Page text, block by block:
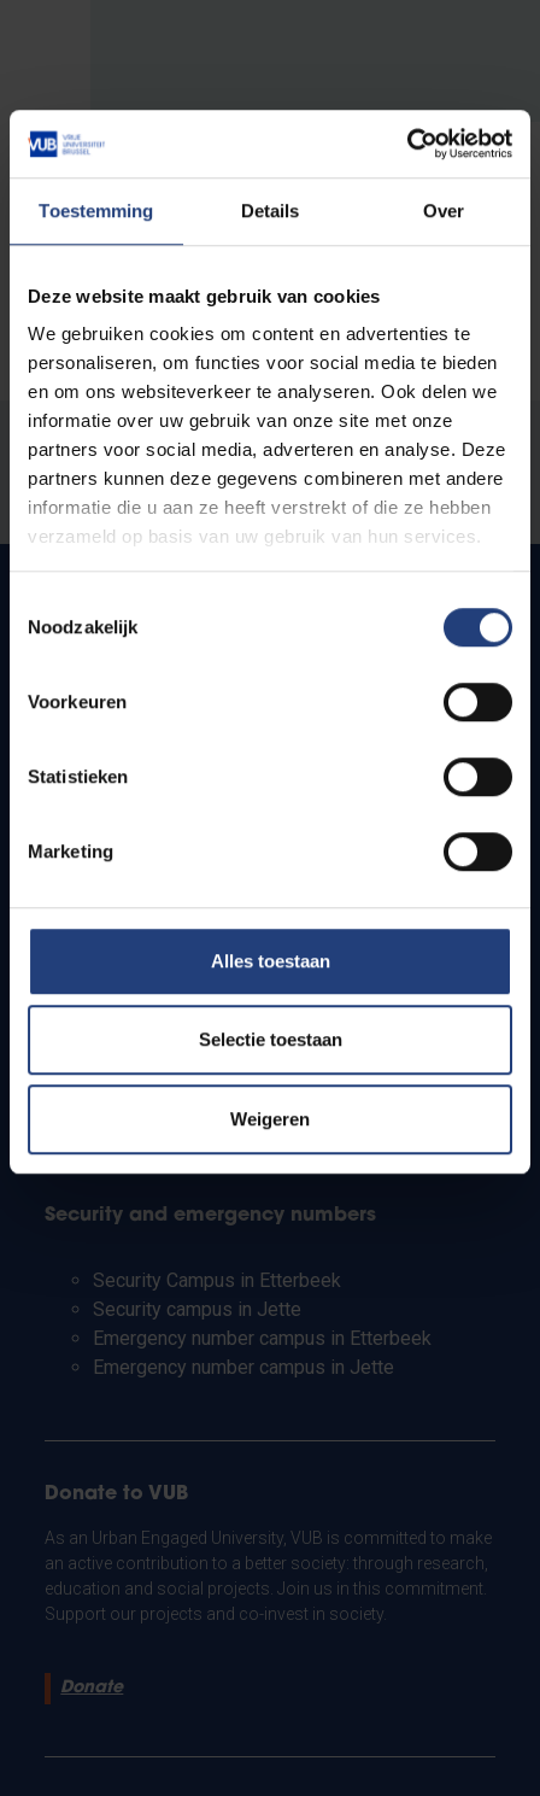
Toestemming Details Over
Deze website maakt gebruik van cookies
We gebruiken cookies om content en advertenties te
personaliseren, om functies voor social media te bieden
en om ons websiteverkeer te analyseren. Ook delen we
informatie over uw gebruik van onze site met onze
partners voor social media, adverteren en analyse. Deze
partners kunnen deze gegevens combineren met andere
informatie die u aan ze heeft verstrekt of die ze hebben
verzameld op basis van uw gebruik van hun services.
Noodzakelijk
Voorkeuren
Statistieken
Marketing
Alles toestaan
Selectie toestaan
Weigeren
Was there an error on this page?
Quick links
Webmail
How to get to the VUB campuses
Campus facilities
Info for
Students
Teachers and secondary schools
Working students
International students
Security and emergency numbers
Security Campus in Etterbeek
Security campus in Jette
Emergency number campus in Etterbeek
Emergency number campus in Jette
Donate to VUB
As an Urban Engaged University, VUB is committed to make
an active contribution to a better society: through research,
education and social projects. Join us in this commitment.
Support our projects and co-invest in society.
Donate